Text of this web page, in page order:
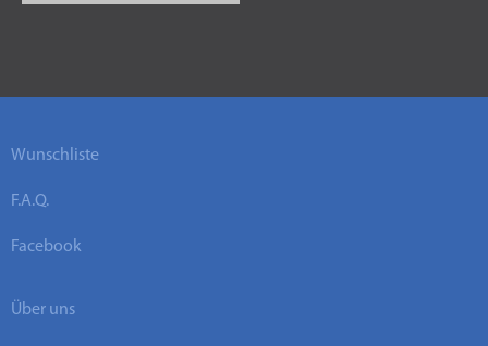
Wunschliste
F.A.Q.
Facebook
Über uns